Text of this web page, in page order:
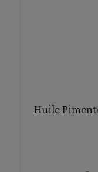
Huile